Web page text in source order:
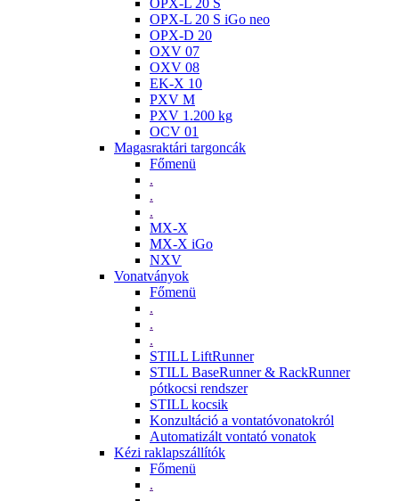
OPX-L 20 S
OPX-L 20 S iGo neo
OPX-D 20
OXV 07
OXV 08
EK-X 10
PXV M
PXV 1.200 kg
OCV 01
Magasraktári targoncák
Főmenü
.
.
.
MX-X
MX-X iGo
NXV
Vonatványok
Főmenü
.
.
.
STILL LiftRunner
STILL BaseRunner & RackRunner
pótkocsi rendszer
STILL kocsik
Konzultáció a vontatóvonatokról
Automatizált vontató vonatok
Kézi raklapszállítók
Főmenü
.